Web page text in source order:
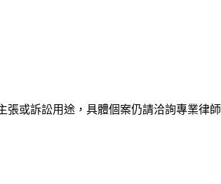
或訴訟用途，具體個案仍請洽詢專業律師